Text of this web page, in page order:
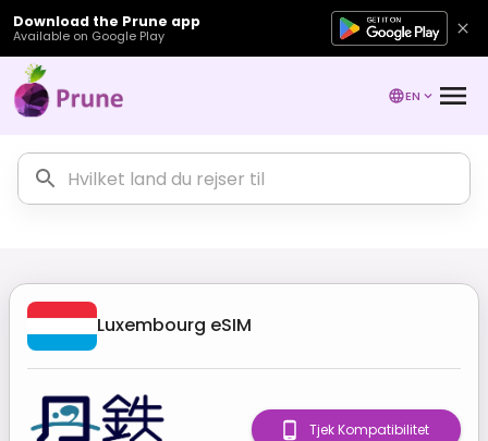
Download the Prune app
Available on Google Play
EN
Luxembourg eSIM
Tjek Kompatibilitet